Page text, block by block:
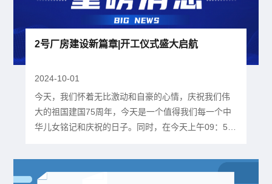
2号厂房建设新篇章|开工仪式盛大启航
2024-10-01
今天，我们怀着无比激动和自豪的心情，庆祝我们伟
大的祖国建国75周年，今天是一个值得我们每一个中
华儿女铭记和庆祝的日子。同时，在今天上午09：58
日，2号厂房建设是鸿辉集团的又一项重要战略布局。
项目的实施将进一步提升鸿鑫的国内和海外客户的市